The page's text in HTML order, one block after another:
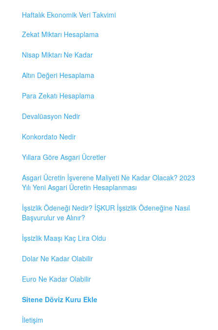
Haftalık Ekonomik Veri Takvimi
Zekat Miktarı Hesaplama
Nisap Miktarı Ne Kadar
Altın Değeri Hesaplama
Para Zekatı Hesaplama
Devalüasyon Nedir
Konkordato Nedir
Yıllara Göre Asgari Ücretler
Asgari Ücretin İşverene Maliyeti Ne Kadar Olacak? 2023
Yılı Yeni Asgari Ücretin Hesaplanması
İşsizlik Ödeneği Nedir? İŞKUR İşsizlik Ödeneğine Nasıl
Başvurulur ve Alınır?
İşsizlik Maaşı Kaç Lira Oldu
Dolar Ne Kadar Olabilir
Euro Ne Kadar Olabilir
Sitene Döviz Kuru Ekle
İletişim